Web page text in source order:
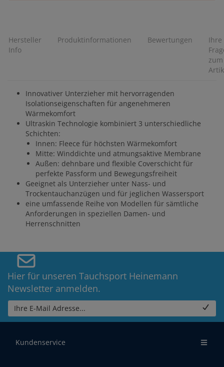
Hersteller
Info
Produktinformationen Bewertungen
Ihre
zum
Innovativer Unterzieher mit hervorragenden
Isolationseigenschaften für angenehmeren
Wärmekomfort
Ultraskin Technologie kombiniert 3 unterschiedliche
Schichten:
Innen: Fleece für höchsten Wärmekomfort
Mitte: Winddichte und atmungsaktive Membrane
Außen: dehnbare und flexible Coverschicht für
perfekte Passform und Bewegungsfreiheit
Geeignet als Unterzieher unter Nass- und
Trockentauchanzügen und für jeglichen Wassersport
eine umfassende Reihe von Modellen für sämtliche
Anforderungen in speziellen Damen- und
Herrenschnitten
Hier für unseren Tauchsport Heinemann
Newsletter anmelden.
Ihre E-Mail Adresse...
Kundenservice